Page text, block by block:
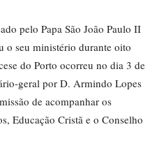
pelo Papa São João Paulo II
o seu ministério durante oito
do Porto ocorreu no dia 3 de
geral por D. Armindo Lopes
de acompanhar os
Educação Cristã e o Conselho